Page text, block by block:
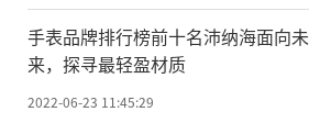
手表品牌排行榜前十名沛纳海面向未
来，探寻最轻盈材质
2022-06-23 11:45:29